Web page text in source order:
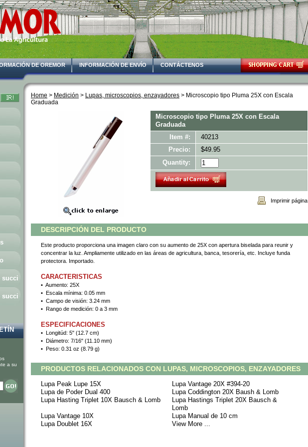
DE OREMOR INFORMACIÓN DE ENVÍO CONTÁCTENOS
Home > Medición > Lupas, microscopios, enzayadores > Microscopio tipo Pluma 25X con Escala
Graduada
Microscopio tipo Pluma 25X con Escala
Graduada
Item #:
40213
Precio:
$49.95
Quantity:
Imprimir página
DESCRIPCIÓN DEL PRODUCTO
Este producto proporciona una imagen claro con su aumento de 25X con apertura biselada para reunir y
concentrar la luz. Ampliamente utilizado en las áreas de agricultura, banca, tesorería, etc. Incluye funda
protectora. Importado.
CARACTERISTICAS
• Aumento: 25X
• Escala mínima: 0.05 mm
• Campo de visión: 3.24 mm
• Rango de medición: 0 a 3 mm
ESPECIFICACIONES
• Longitúd: 5" (12.7 cm)
• Diámetro: 7/16" (11.10 mm)
• Peso: 0.31 oz (8.79 g)
PRODUCTOS RELACIONADOS CON LUPAS, MICROSCOPIOS, ENZAYADORES
Lupa Peak Lupe 15X
Lupa Vantage 20X #394-20
Lupa de Poder Dual 400
Lupa Coddington 20X Baush & Lomb
Lupa Hasting Triplet 10X Bausch & Lomb
Lupa Hastings Triplet 20X Bausch &
Lomb
Lupa Vantage 10X
Lupa Manual de 10 cm
Lupa Doublet 16X
View More ...
succi
succi
a su